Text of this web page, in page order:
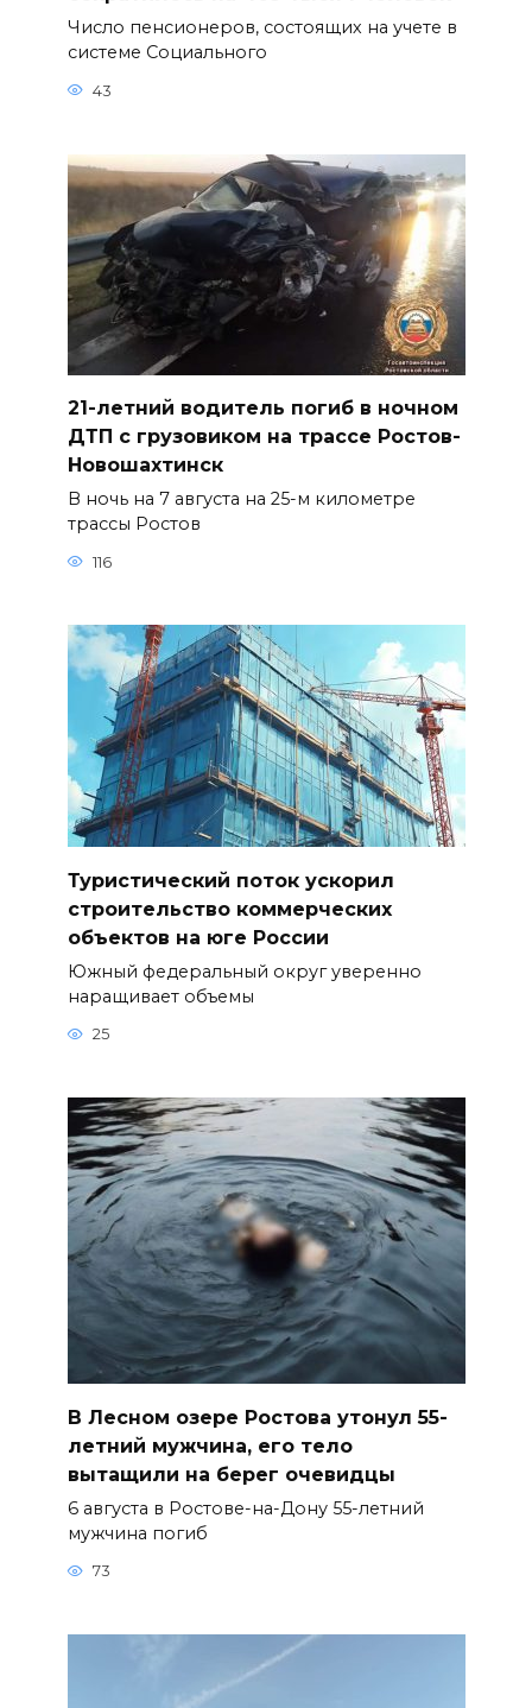
Число пенсионеров, состоящих на учете в
системе Социального
43
21-летний водитель погиб в ночном
ДТП с грузовиком на трассе Ростов-
Новошахтинск
В ночь на 7 августа на 25-м километре
трассы Ростов
116
Туристический поток ускорил
строительство коммерческих
объектов на юге России
Южный федеральный округ уверенно
наращивает объемы
25
В Лесном озере Ростова утонул 55-
летний мужчина, его тело
вытащили на берег очевидцы
6 августа в Ростове-на-Дону 55-летний
мужчина погиб
73